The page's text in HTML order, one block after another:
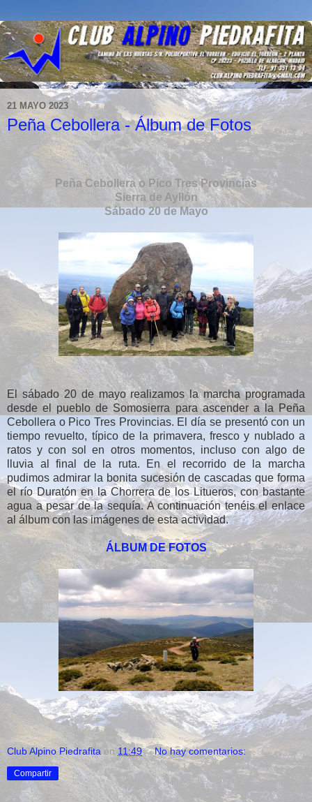
21 MAYO 2023
Peña Cebollera - Álbum de Fotos
Peña Cebollera o Pico Tres Provincias
Sierra de Ayllón
Sábado 20 de Mayo
El sábado 20 de mayo realizamos la marcha programada
desde el pueblo de Somosierra para ascender a la Peña
Cebollera o Pico Tres Provincias. El día se presentó con un
tiempo revuelto, típico de la primavera, fresco y nublado a
ratos y con sol en otros momentos, incluso con algo de
lluvia al final de la ruta. En el recorrido de la marcha
pudimos admirar la bonita sucesión de cascadas que forma
el río Duratón en la Chorrera de los Litueros, con bastante
agua a pesar de la sequía. A continuación tenéis el enlace
al álbum con las imágenes de esta actividad.
ÁLBUM DE FOTOS
Club Alpino Piedrafita en 11:49 No hay comentarios:
Compartir